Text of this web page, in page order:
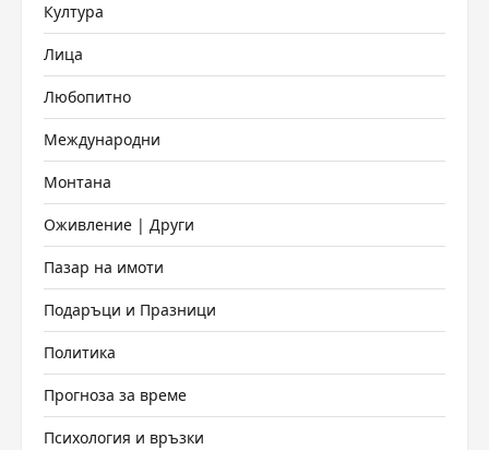
Култура
Лица
Любопитно
Международни
Монтана
Оживление | Други
Пазар на имоти
Подаръци и Празници
Политика
Прогноза за време
Психология и връзки